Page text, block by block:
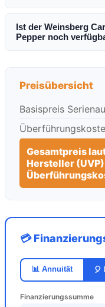
Ist der Weinsberg
Pepper noch
Preisübersicht
Basispreis
Gesamtpreis
Hersteller
💳
📊 Annuität 🎈
Finanzierungssumme